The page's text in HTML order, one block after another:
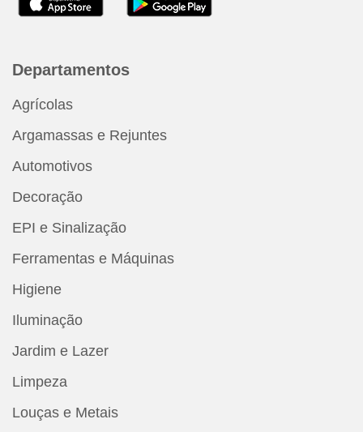
Departamentos
Agrícolas
Argamassas e Rejuntes
Automotivos
Decoração
EPI e Sinalização
Ferramentas e Máquinas
Higiene
Iluminação
Jardim e Lazer
Limpeza
Louças e Metais